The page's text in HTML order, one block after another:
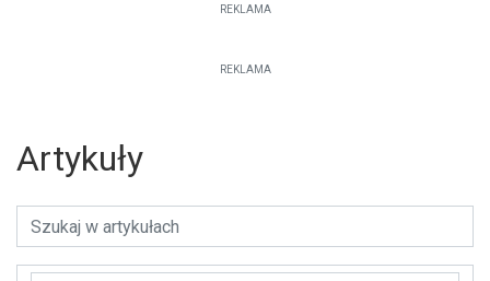
REKLAMA
REKLAMA
Artykuły